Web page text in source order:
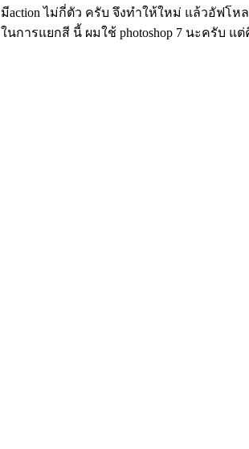
มีaction ไม่กี่ตัว ครับ จึงทำให้ใหม่ แล้วอัฟโห
ในการแยกสี นี้ ผมใช้ photoshop 7 นะครับ